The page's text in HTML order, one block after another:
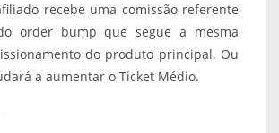
recebe uma comissão referente
order bump que segue a mesma
do produto principal. Ou
a aumentar o Ticket Médio.